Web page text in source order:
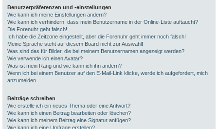
Benutzerpräferenzen und -einstellungen
Wie kann ich meine Einstellungen ändern?
Wie kann ich verhindern, dass mein Benutzername in der Online-Liste auftaucht?
Die Forenuhr geht falsch!
Ich habe die Zeitzone eingestellt, aber die Forenuhr geht immer noch falsch!
Meine Sprache steht auf diesem Board nicht zur Auswahl!
Was sind das für Bilder, die bei meinem Benutzernamen angezeigt werden?
Wie verwende ich einen Avatar?
Was ist mein Rang und wie kann ich ihn ändern?
Wenn ich bei einem Benutzer auf den E-Mail-Link klicke, werde ich aufgefordert, mich
anzumelden.
Beiträge schreiben
Wie erstelle ich ein neues Thema oder eine Antwort?
Wie kann ich einen Beitrag bearbeiten oder löschen?
Wie kann ich meinem Beitrag eine Signatur anfügen?
Wie kann ich eine Umfrage erstellen?